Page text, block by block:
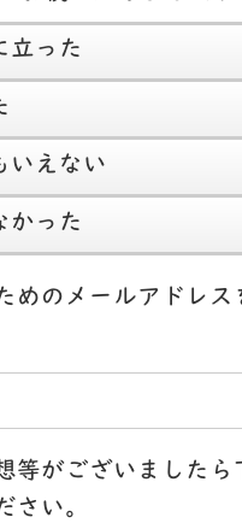
立った
いえない
かった
めのメールアドレス
等がございましたら
さい。